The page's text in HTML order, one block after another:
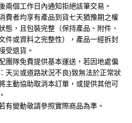
兩個工作日內通知拒絕該筆交易。
費者均享有產品到貨七天猶豫期之權
態，且包裝完整（保持產品、附件、
件或資料之完整性），產品一經拆封
受退貨。
團隊免費提供基本運送，若因地處偏
天災或道路狀況不良)致無法於正常狀
主動協助取消本訂單，或提供其他可
變動敬請參照實際商品為準。